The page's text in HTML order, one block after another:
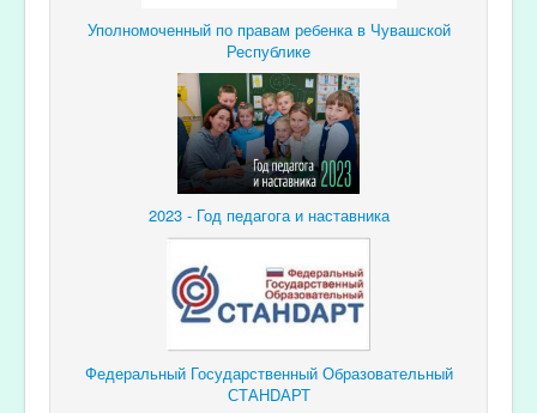
Уполномоченный по правам ребенка в Чувашской
Республике
2023 - Год педагога и наставника
Федеральный Государственный Образовательный
СТАНDАРТ